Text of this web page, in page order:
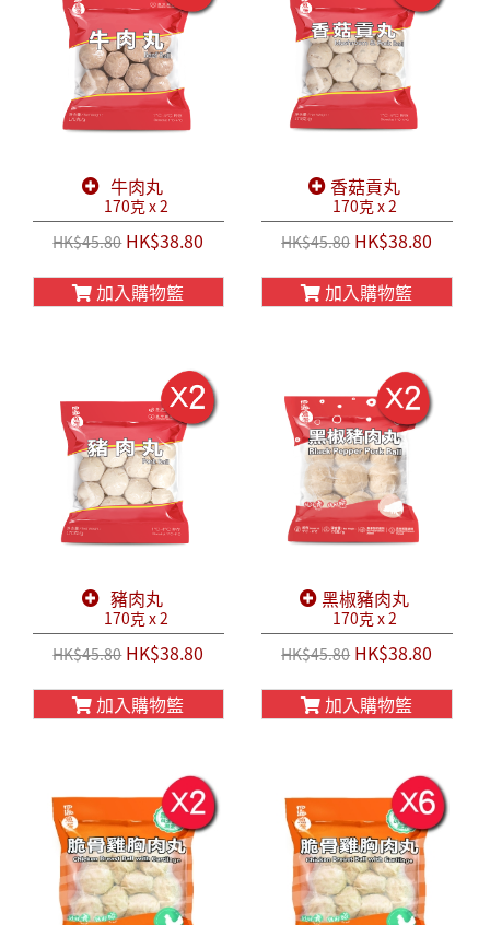
牛肉丸
170克 x 2
HK$45.80HK$38.80
加入購物籃
香菇貢丸
170克 x 2
HK$45.80HK$38.80
加入購物籃
豬肉丸
170克 x 2
HK$45.80HK$38.80
加入購物籃
黑椒豬肉丸
170克 x 2
HK$45.80HK$38.80
加入購物籃